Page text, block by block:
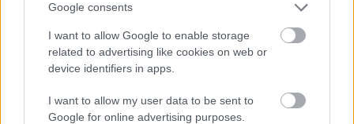
Google consents
I want to allow Google to enable storage
related to advertising like cookies on web or
device identifiers in apps.
I want to allow my user data to be sent to
Google for online advertising purposes.